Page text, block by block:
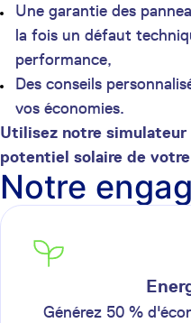
Une garantie des
la fois un défaut
performance,
Des conseils
vos économies.
Utilisez notre simulateur
potentiel solaire de
Notre
Générez 50 %